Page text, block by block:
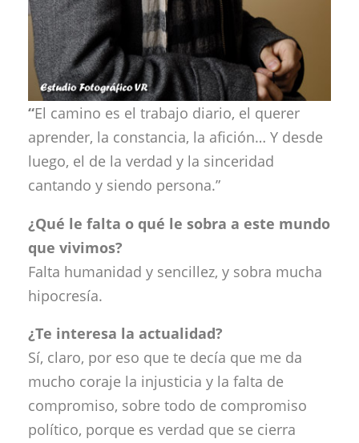
“El camino es el trabajo diario, el querer
aprender, la constancia, la afición… Y desde
luego, el de la verdad y la sinceridad
cantando y siendo persona.”
¿Qué le falta o qué le sobra a este mundo
que vivimos?
Falta humanidad y sencillez, y sobra mucha
hipocresía.
¿Te interesa la actualidad?
Sí, claro, por eso que te decía que me da
mucho coraje la injusticia y la falta de
compromiso, sobre todo de compromiso
político, porque es verdad que se cierra